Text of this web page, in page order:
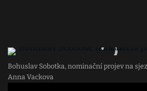
Bohuslav Sobotka, nominační projev na
Anna Vackova